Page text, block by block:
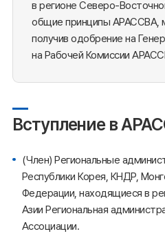
в регионе Северо-
общие принципы АРАССВА,
получив одобрение на
на Рабочей Комиссии
Вступление в
(Член) Региональные
Республики Корея, КНДР,
Федерации, находящиеся в
Азии Региональная
Ассоциации.